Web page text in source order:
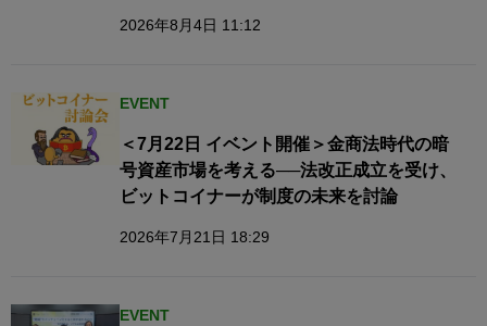
2026年8月4日 11:12
EVENT
＜7月22日 イベント開催＞金商法時代の暗
号資産市場を考える──法改正成立を受け、
ビットコイナーが制度の未来を討論
2026年7月21日 18:29
EVENT